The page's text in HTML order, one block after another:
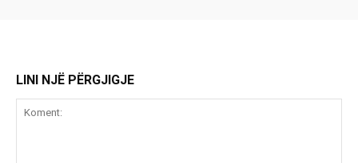
LINI NJË PËRGJIGJE